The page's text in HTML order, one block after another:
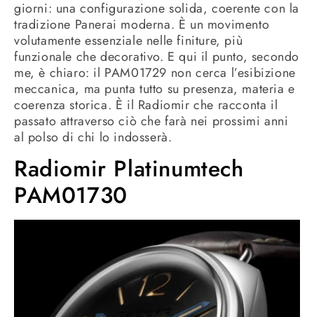
giorni: una configurazione solida, coerente con la
tradizione Panerai moderna. È un movimento
volutamente essenziale nelle finiture, più
funzionale che decorativo. E qui il punto, secondo
me, è chiaro: il PAM01729 non cerca l’esibizione
meccanica, ma punta tutto su presenza, materia e
coerenza storica. È il Radiomir che racconta il
passato attraverso ciò che farà nei prossimi anni
al polso di chi lo indosserà.
Radiomir Platinumtech
PAM01730